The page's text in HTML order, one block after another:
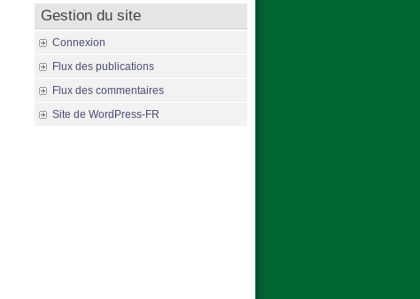
Gestion du site
Connexion
Flux des publications
Flux des commentaires
Site de WordPress-FR